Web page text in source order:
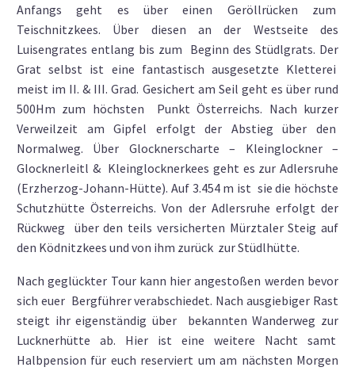
Anfangs geht es über einen Geröllrücken zum
Teischnitzkees. Über diesen an der Westseite des
Luisengrates entlang bis zum Beginn des Stüdlgrats. Der
Grat selbst ist eine fantastisch ausgesetzte Kletterei
meist im II. & III. Grad. Gesichert am Seil geht es über rund
500Hm zum höchsten Punkt Österreichs. Nach kurzer
Verweilzeit am Gipfel erfolgt der Abstieg über den
Normalweg. Über Glocknerscharte – Kleinglockner –
Glocknerleitl & Kleinglocknerkees geht es zur Adlersruhe
(Erzherzog-Johann-Hütte). Auf 3.454 m ist sie die höchste
Schutzhütte Österreichs. Von der Adlersruhe erfolgt der
Rückweg über den teils versicherten Mürztaler Steig auf
den Ködnitzkees und von ihm zurück zur Stüdlhütte.
Nach geglückter Tour kann hier angestoßen werden bevor
sich euer Bergführer verabschiedet. Nach ausgiebiger Rast
steigt ihr eigenständig über bekannten Wanderweg zur
Lucknerhütte ab. Hier ist eine weitere Nacht samt
Halbpension für euch reserviert um am nächsten Morgen